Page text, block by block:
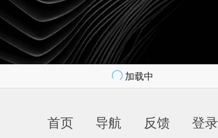
加载中
首页 导航 反馈 登录